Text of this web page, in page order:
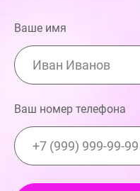
Ваше имя
Ваш номер телефона